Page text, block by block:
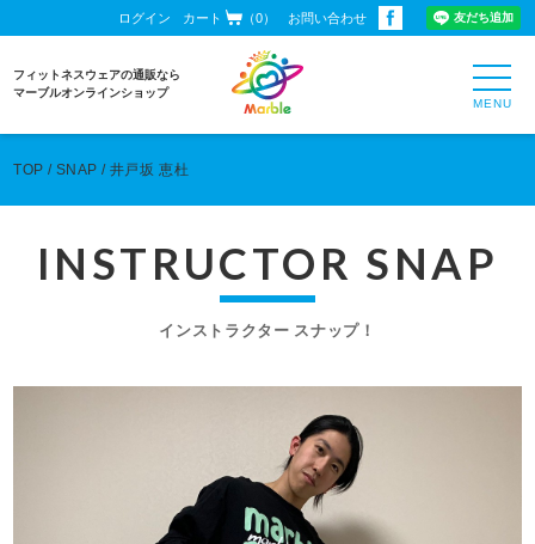
ログイン カート （0） お問い合わせ
フィットネスウェアの通販なら
マーブルオンラインショップ
TOP SNAP 井戸坂 恵杜
INSTRUCTOR SNAP
インストラクター スナップ！